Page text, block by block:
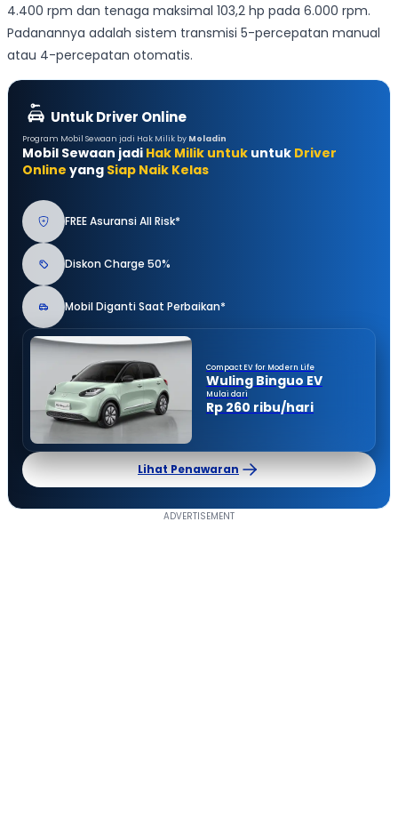
4.400 rpm dan tenaga maksimal 103,2 hp pada 6.000 rpm.
Padanannya adalah sistem transmisi 5-percepatan manual
atau 4-percepatan otomatis.
Untuk Driver Online
Program Mobil Sewaan jadi Hak Milik by Moladin
Mobil Sewaan jadi Hak Milik untuk untuk Driver
Online yang Siap Naik Kelas
FREE Asuransi All Risk*
Diskon Charge 50%
Mobil Diganti Saat Perbaikan*
Compact EV for Modern Life
Wuling Binguo EV
Mulai dari
Rp 260 ribu/hari
Lihat Penawaran